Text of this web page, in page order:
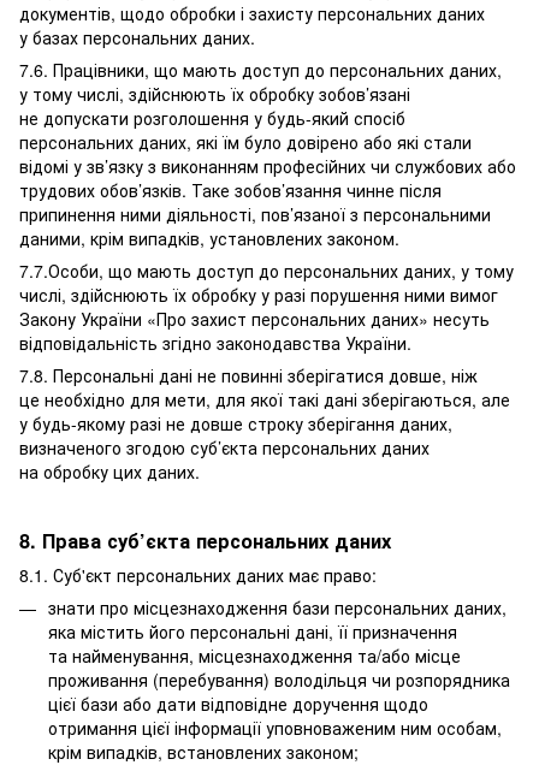
документів, щодо обробки і захисту персональних даних
у базах персональних даних.
7.6. Працівники, що мають доступ до персональних даних,
у тому числі, здійснюють їх обробку зобов’язані
не допускати розголошення у будь-який спосіб
персональних даних, які їм було довірено або які стали
відомі у зв’язку з виконанням професійних чи службових або
трудових обов’язків. Таке зобов’язання чинне після
припинення ними діяльності, пов’язаної з персональними
даними, крім випадків, установлених законом.
7.7.Особи, що мають доступ до персональних даних, у тому
числі, здійснюють їх обробку у разі порушення ними вимог
Закону України «Про захист персональних даних» несуть
відповідальність згідно законодавства України.
7.8. Персональні дані не повинні зберігатися довше, ніж
це необхідно для мети, для якої такі дані зберігаються, але
у будь-якому разі не довше строку зберігання даних,
визначеного згодою суб’єкта персональних даних
на обробку цих даних.
8. Права суб’єкта персональних даних
8.1. Суб'єкт персональних даних має право:
знати про місцезнаходження бази персональних даних,
яка містить його персональні дані, її призначення
та найменування, місцезнаходження та/або місце
проживання (перебування) володільця чи розпорядника
цієї бази або дати відповідне доручення щодо
отримання цієї інформації уповноваженим ним особам,
крім випадків, встановлених законом;